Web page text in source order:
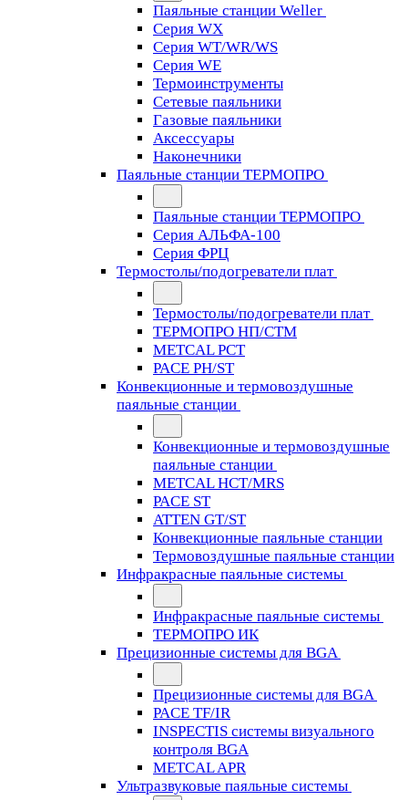
Паяльные станции Weller
Серия WX
Серия WT/WR/WS
Серия WE
Термоинструменты
Сетевые паяльники
Газовые паяльники
Аксессуары
Наконечники
Паяльные станции ТЕРМОПРО
Паяльные станции ТЕРМОПРО
Серия АЛЬФА-100
Серия ФРЦ
Термостолы/подогреватели плат
Термостолы/подогреватели плат
ТЕРМОПРО НП/СТМ
METCAL PCT
PACE PH/ST
Конвекционные и термовоздушные
паяльные станции
Конвекционные и термовоздушные
паяльные станции
METCAL HCT/MRS
PACE ST
ATTEN GT/ST
Конвекционные паяльные станции
Термовоздушные паяльные станции
Инфракрасные паяльные системы
Инфракрасные паяльные системы
ТЕРМОПРО ИК
Прецизионные системы для BGA
Прецизионные системы для BGA
PACE TF/IR
INSPECTIS системы визуального
контроля BGA
METCAL APR
Ультразвуковые паяльные системы